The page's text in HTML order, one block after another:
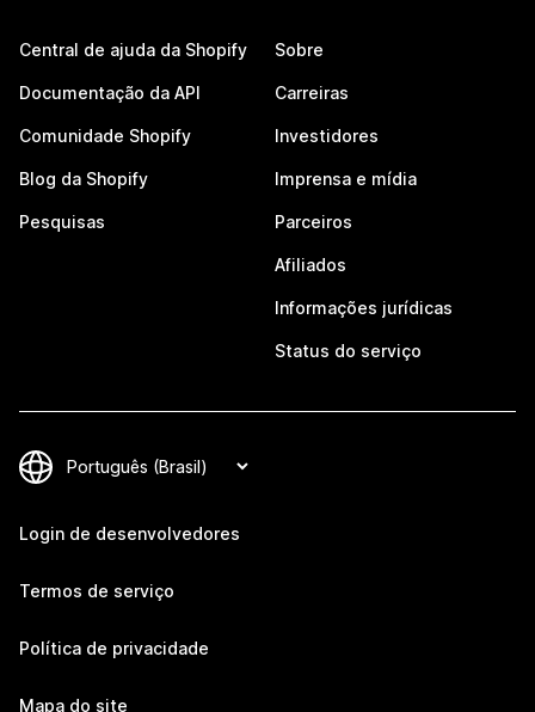
Central de ajuda da Shopify
Documentação da API
Comunidade Shopify
Blog da Shopify
Pesquisas
Sobre
Carreiras
Investidores
Imprensa e mídia
Parceiros
Afiliados
Informações jurídicas
Status do serviço
Login de desenvolvedores
Termos de serviço
Política de privacidade
Mapa do site